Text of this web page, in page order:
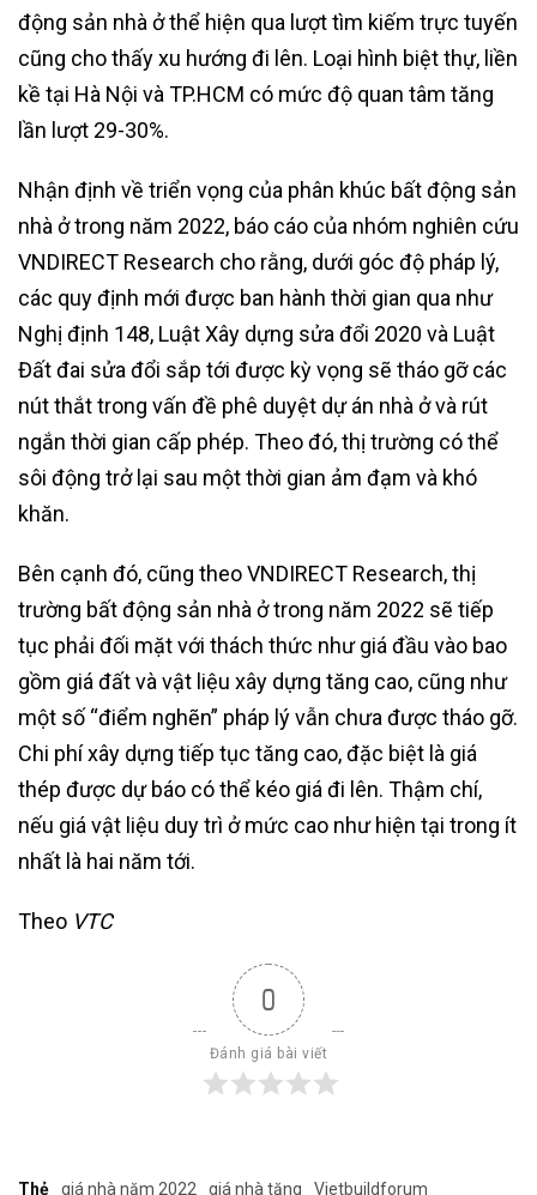
động sản nhà ở thể hiện qua lượt tìm kiếm trực tuyến
cũng cho thấy xu hướng đi lên. Loại hình biệt thự, liền
kề tại Hà Nội và TP.HCM có mức độ quan tâm tăng
lần lượt 29-30%.
Nhận định về triển vọng của phân khúc bất động sản
nhà ở trong năm 2022, báo cáo của nhóm nghiên cứu
VNDIRECT Research cho rằng, dưới góc độ pháp lý,
các quy định mới được ban hành thời gian qua như
Nghị định 148, Luật Xây dựng sửa đổi 2020 và Luật
Đất đai sửa đổi sắp tới được kỳ vọng sẽ tháo gỡ các
nút thắt trong vấn đề phê duyệt dự án nhà ở và rút
ngắn thời gian cấp phép. Theo đó, thị trường có thể
sôi động trở lại sau một thời gian ảm đạm và khó
khăn.
Bên cạnh đó, cũng theo VNDIRECT Research, thị
trường bất động sản nhà ở trong năm 2022 sẽ tiếp
tục phải đối mặt với thách thức như giá đầu vào bao
gồm giá đất và vật liệu xây dựng tăng cao, cũng như
một số “điểm nghẽn” pháp lý vẫn chưa được tháo gỡ.
Chi phí xây dựng tiếp tục tăng cao, đặc biệt là giá
thép được dự báo có thể kéo giá đi lên. Thậm chí,
nếu giá vật liệu duy trì ở mức cao như hiện tại trong ít
nhất là hai năm tới.
Theo VTC
0
Đánh giá bài viết
Thẻ giá nhà năm 2022 giá nhà tăng Vietbuildforum